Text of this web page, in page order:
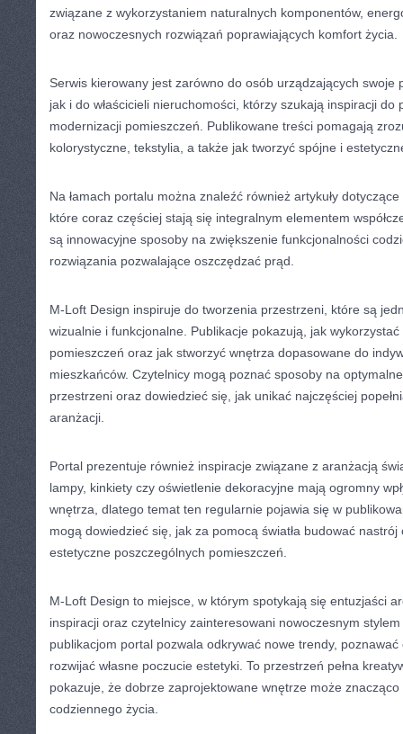
związane z wykorzystaniem naturalnych komponentów,
oraz nowoczesnych rozwiązań poprawiających komfort życia.
Serwis kierowany jest zarówno do osób urządzających swoje
jak i do właścicieli nieruchomości, którzy szukają inspiracji do
modernizacji pomieszczeń. Publikowane treści pomagają
kolorystyczne, tekstylia, a także jak tworzyć spójne i
Na łamach portalu można znaleźć również artykuły
które coraz częściej stają się integralnym elementem
są innowacyjne sposoby na zwiększenie funkcjonalności
rozwiązania pozwalające oszczędzać prąd.
M-Loft Design inspiruje do tworzenia przestrzeni, które są
wizualnie i funkcjonalne. Publikacje pokazują, jak wykorzystać
pomieszczeń oraz jak stworzyć wnętrza dopasowane do
mieszkańców. Czytelnicy mogą poznać sposoby na
przestrzeni oraz dowiedzieć się, jak unikać najczęściej
aranżacji.
Portal prezentuje również inspiracje związane z aranżacją
lampy, kinkiety czy oświetlenie dekoracyjne mają ogromny
wnętrza, dlatego temat ten regularnie pojawia się w
mogą dowiedzieć się, jak za pomocą światła budować
estetyczne poszczególnych pomieszczeń.
M-Loft Design to miejsce, w którym spotykają się entuzjaści
inspiracji oraz czytelnicy zainteresowani nowoczesnym
publikacjom portal pozwala odkrywać nowe trendy,
rozwijać własne poczucie estetyki. To przestrzeń pełna
pokazuje, że dobrze zaprojektowane wnętrze może znacząco
codziennego życia.